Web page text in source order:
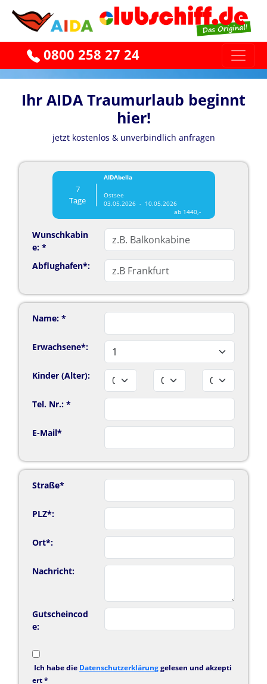
0800 258 27 24
Ihr AIDA Traumurlaub beginnt
hier!
jetzt kostenlos & unverbindlich anfragen
7
Tage
AIDAbella
Ostsee
03.05.2026 - 10.05.2026
ab 1440,-
Wunschkabin
e: *
Abflughafen*:
Name: *
Erwachsene*:
Kinder (Alter):
Tel. Nr.: *
E-Mail*
Straße*
PLZ*:
Ort*:
Nachricht:
Gutscheincod
e:
Ich habe die Datenschutzerklärunggelesen und akzepti
ert *